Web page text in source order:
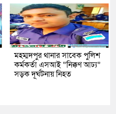
মহম্মদপুর থানার সাবেক পুলিশ
কর্মকর্তা এসআই “নিক্কণ আঢ্য”
সড়ক দূর্ঘটনায় নিহত